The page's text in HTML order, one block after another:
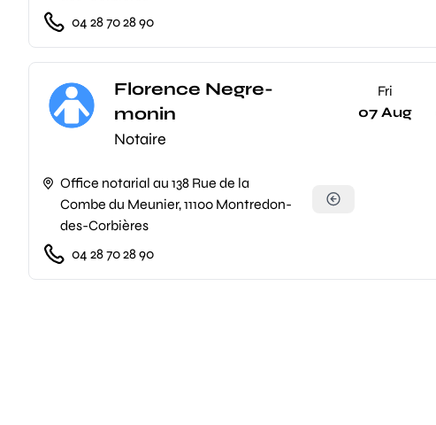
04 28 70 28 90
Florence Negre-
monin
Notaire
Office notarial au 138 Rue de la
Combe du Meunier, 11100 Montredon-
des-Corbières
04 28 70 28 90
Fri
07 Aug